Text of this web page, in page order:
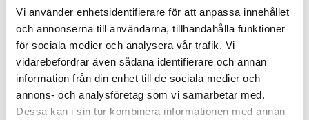
Vi använder enhetsidentifierare för att anpassa innehållet
och annonserna till användarna, tillhandahålla funktioner
för sociala medier och analysera vår trafik. Vi
vidarebefordrar även sådana identifierare och annan
information från din enhet till de sociala medier och
annons- och analysföretag som vi samarbetar med.
Dessa kan i sin tur kombinera informationen med annan
Tiimille tehdyt
lahjoitukset
Lahjoita ja liity tähän tiimiin